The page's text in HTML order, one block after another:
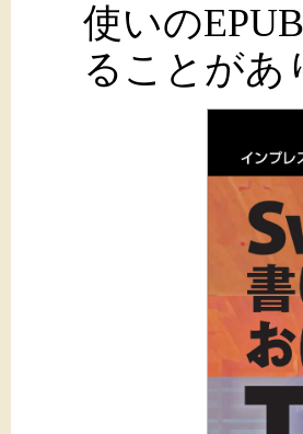
使いの
ることがあ